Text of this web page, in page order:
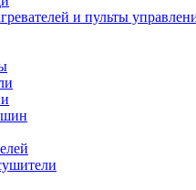
и пульты